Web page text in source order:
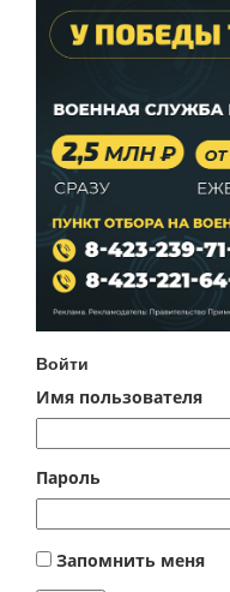
Войти
Имя пользователя
Пароль
Запомнить меня